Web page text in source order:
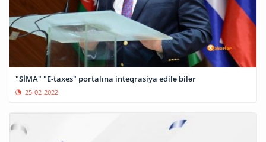
"SİMA" "E-taxes" portalına inteqrasiya edilə bilər
25-02-2022